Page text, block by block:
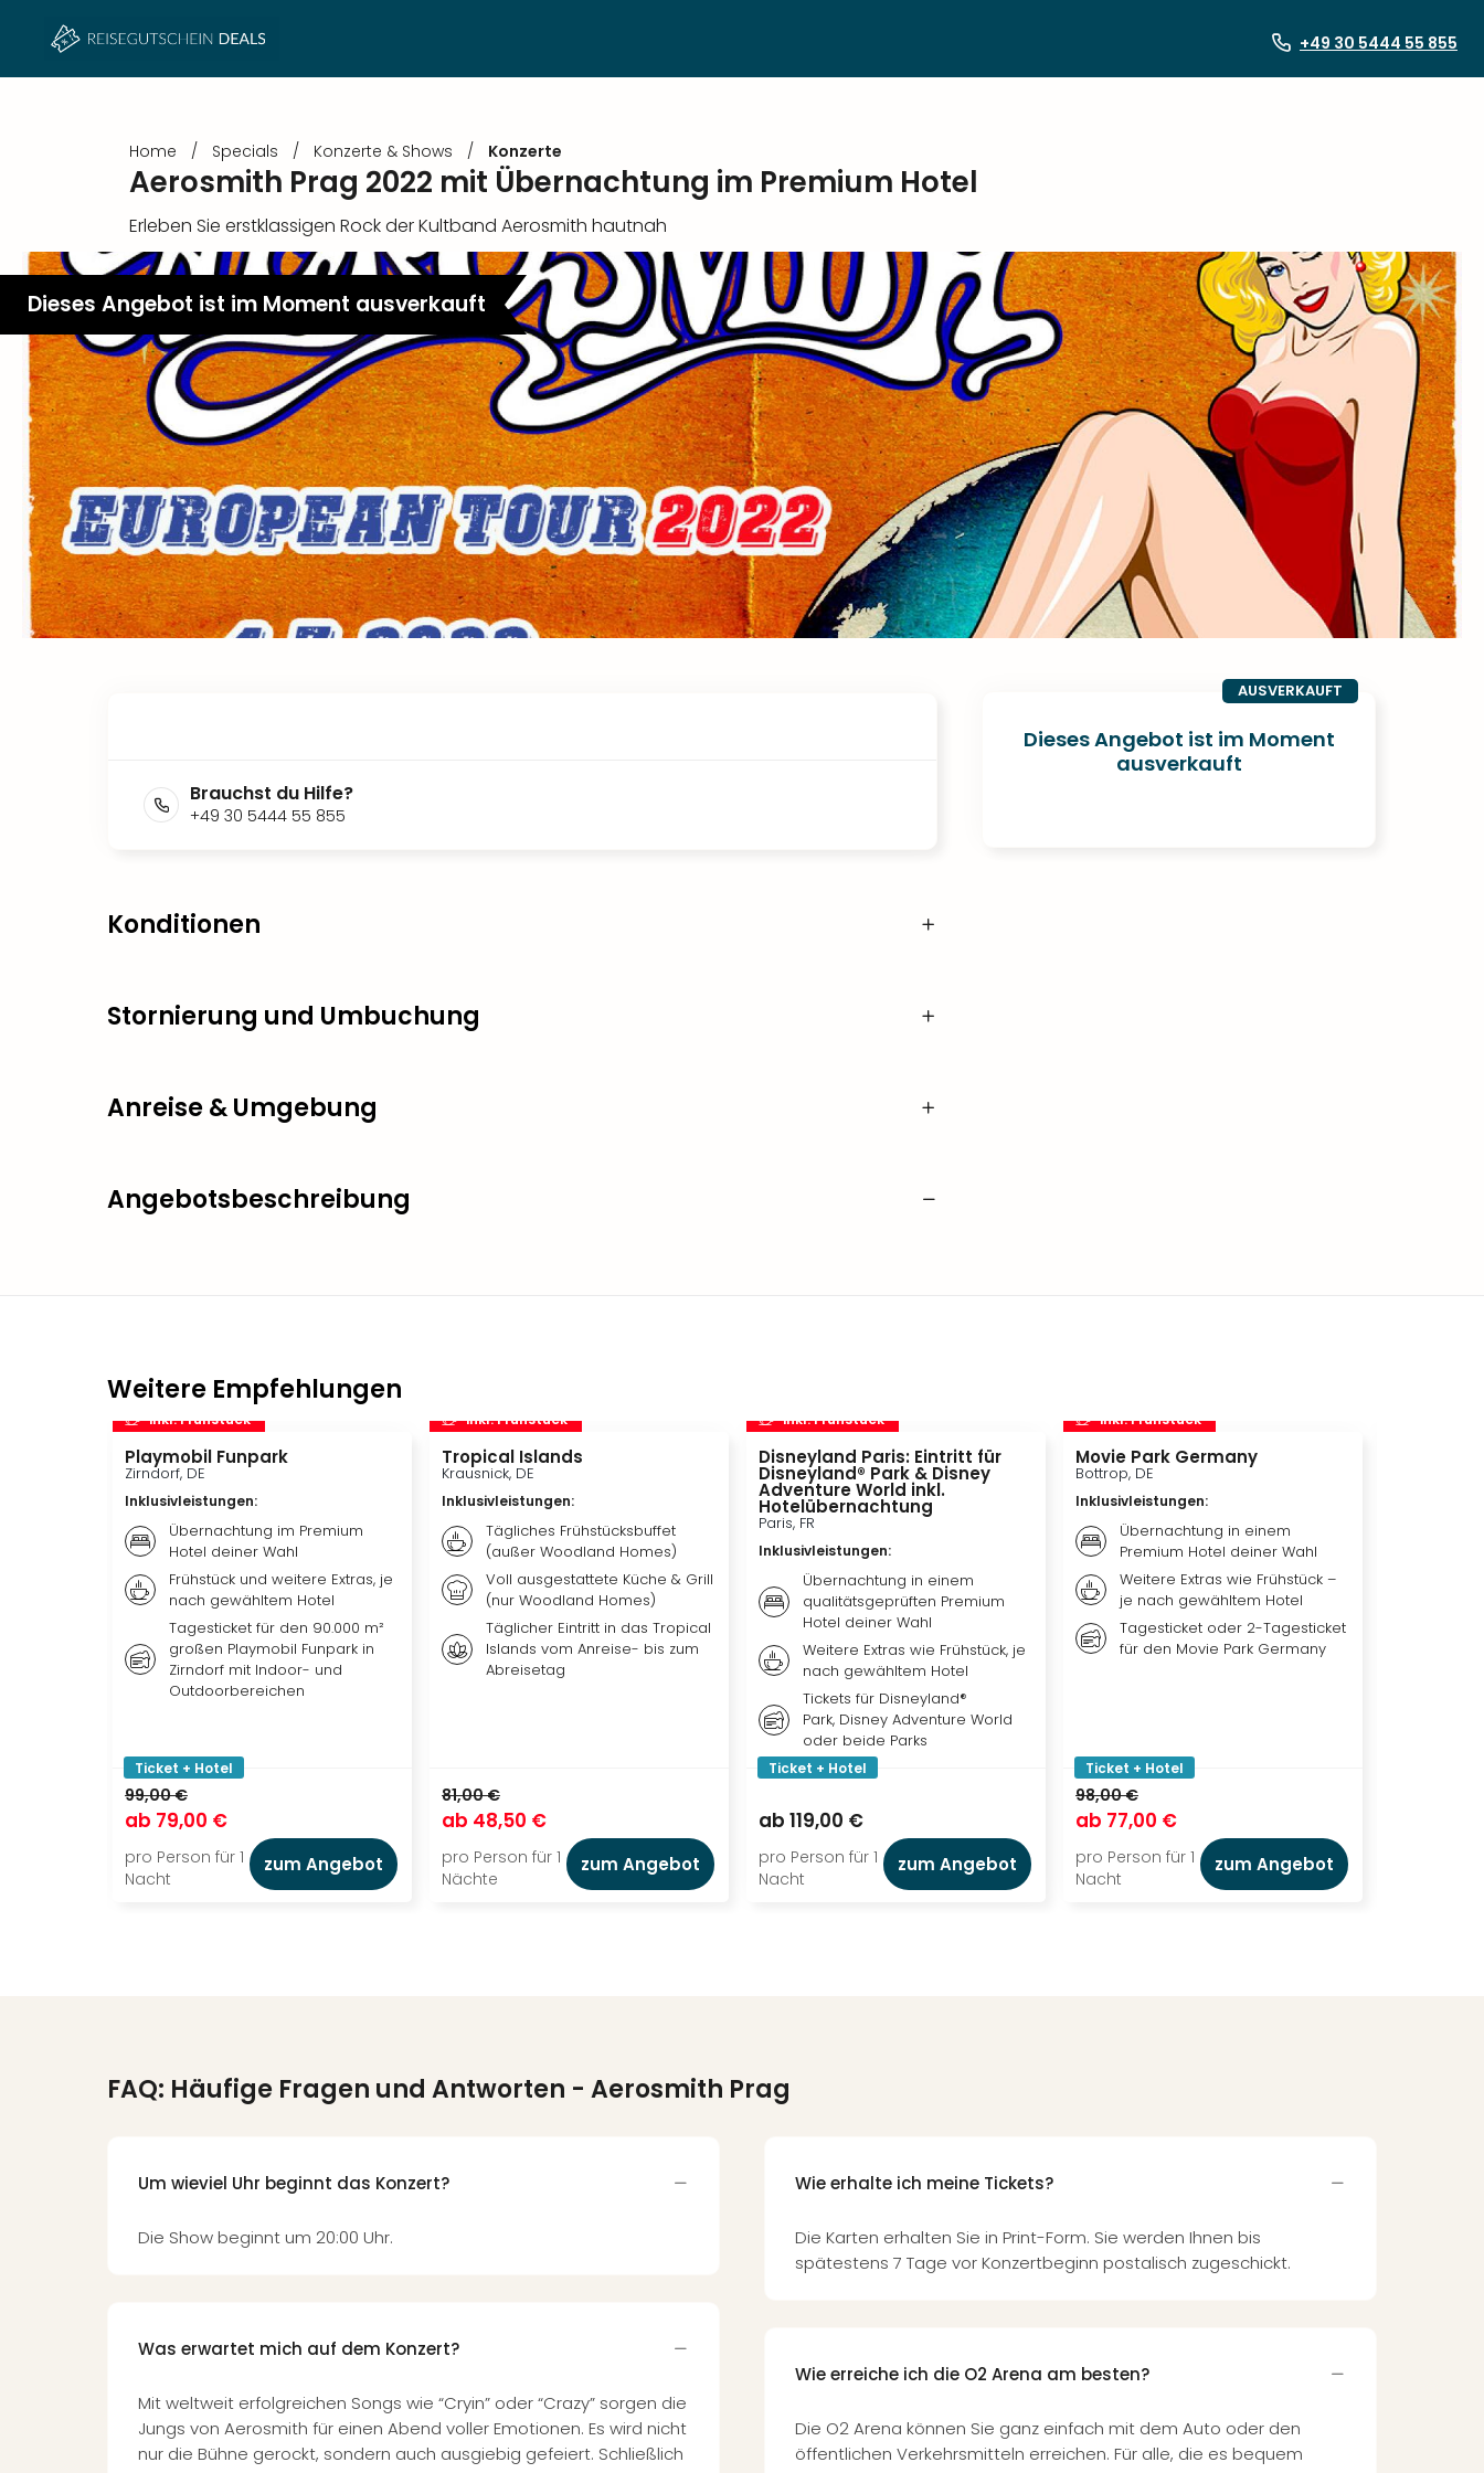
+49 30 5444 55 855
Home / Specials / Konzerte & Shows / Konzerte
Aerosmith Prag 2022 mit Übernachtung im Premium Hotel
Erleben Sie erstklassigen Rock der Kultband Aerosmith hautnah
Dieses Angebot ist im Moment ausverkauft
AUSVERKAUFT
Dieses Angebot ist im Moment
ausverkauft
Brauchst du Hilfe?
+49 30 5444 55 855
Konditionen
Stornierung und Umbuchung
Anreise & Umgebung
Angebotsbeschreibung
Weitere Empfehlungen
inkl. Frühstück
Playmobil Funpark
Zirndorf, DE
Inklusivleistungen:
Übernachtung im Premium
Hotel deiner Wahl
Frühstück und weitere Extras, je
nach gewähltem Hotel
Tagesticket für den 90.000 m²
großen Playmobil Funpark in
Zirndorf mit Indoor- und
Outdoorbereichen
Ticket + Hotel
99,00 €
ab 79,00 €
pro Person für 1
Nacht
zum Angebot
inkl. Frühstück
Tropical Islands
Krausnick, DE
Inklusivleistungen:
Tägliches Frühstücksbuffet
(außer Woodland Homes)
Voll ausgestattete Küche & Grill
(nur Woodland Homes)
Täglicher Eintritt in das Tropical
Islands vom Anreise- bis zum
Abreisetag
81,00 €
ab 48,50 €
pro Person für 1
Nächte
zum Angebot
inkl. Frühstück
Disneyland Paris: Eintritt für
Disneyland® Park & Disney
Adventure World inkl.
Hotelübernachtung
Paris, FR
Inklusivleistungen:
Übernachtung in einem
qualitätsgeprüften Premium
Hotel deiner Wahl
Weitere Extras wie Frühstück, je
nach gewähltem Hotel
Tickets für Disneyland®
Park, Disney Adventure World
oder beide Parks
Ticket + Hotel
ab 119,00 €
pro Person für 1
Nacht
zum Angebot
inkl. Frühstück
Movie Park Germany
Bottrop, DE
Inklusivleistungen:
Übernachtung in einem
Premium Hotel deiner Wahl
Weitere Extras wie Frühstück –
je nach gewähltem Hotel
Tagesticket oder 2-Tagesticket
für den Movie Park Germany
Ticket + Hotel
98,00 €
ab 77,00 €
pro Person für 1
Nacht
zum Angebot
FAQ: Häufige Fragen und Antworten - Aerosmith Prag
Um wieviel Uhr beginnt das Konzert?
Die Show beginnt um 20:00 Uhr.
Was erwartet mich auf dem Konzert?
Mit weltweit erfolgreichen Songs wie “Cryin” oder “Crazy” sorgen die
Jungs von Aerosmith für einen Abend voller Emotionen. Es wird nicht
nur die Bühne gerockt, sondern auch ausgiebig gefeiert. Schließlich
Wie erhalte ich meine Tickets?
Die Karten erhalten Sie in Print-Form. Sie werden Ihnen bis
spätestens 7 Tage vor Konzertbeginn postalisch zugeschickt.
Wie erreiche ich die O2 Arena am besten?
Die O2 Arena können Sie ganz einfach mit dem Auto oder den
öffentlichen Verkehrsmitteln erreichen. Für alle, die es bequem